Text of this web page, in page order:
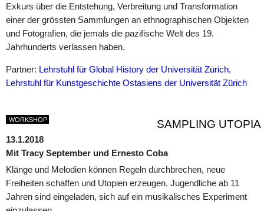
Exkurs über die Entstehung, Verbreitung und Transformation
einer der grössten Sammlungen an ethnographischen Objekten
und Fotografien, die jemals die pazifische Welt des 19.
Jahrhunderts verlassen haben.
Partner: Lehrstuhl für Global History der Universität Zürich,
Lehrstuhl für Kunstgeschichte Ostasiens der Universität Zürich
SAMPLING UTOPIA
WORKSHOP
13.1.2018
Mit Tracy September und Ernesto Coba
Klänge und Melodien können Regeln durchbrechen, neue
Freiheiten schaffen und Utopien erzeugen. Jugendliche ab 11
Jahren sind eingeladen, sich auf ein musikalisches Experiment